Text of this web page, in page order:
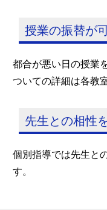
授業の振替が
都合が悪い日の授業
ついての詳細は各教
先生との相性
個別指導では先生と
す。